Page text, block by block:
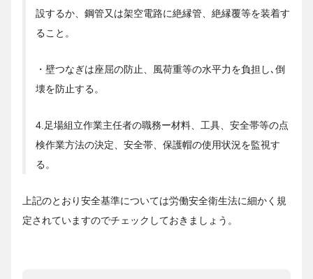
設するか、鋼管又は架空電路に絶縁管、絶縁覆等を装着す
ること。
・壁つなぎは座屈の防止、風荷重等の水平力を負担し､倒
壊を防止する。
4.足場組立作業主任者の職務ー材料、工具、安全帯等の点
検作業方法の決定、安全帯、保護帽の使用状況を監視す
る。
上記のとおり安全基準については労働安全衛生法に細かく規
定されていますのでチェックしておきましょう。